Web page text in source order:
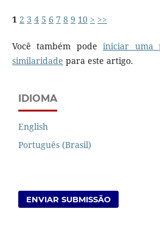
1 2 3 4 5 6 7 8 9 10 > >>
Você também podeiniciar uma
similaridade para este artigo.
IDIOMA
English
Português (Brasil)
ENVIAR SUBMISSÃO